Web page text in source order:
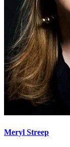
Meryl Streep